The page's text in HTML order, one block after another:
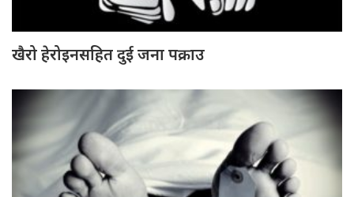
खैरो हेरोइनसहित दुई जना पक्राउ